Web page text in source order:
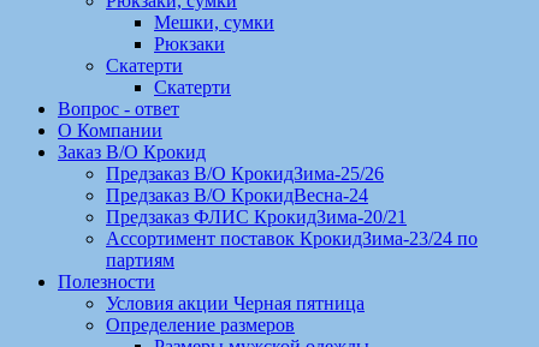
Мешки, сумки
Рюкзаки
Скатерти
Скатерти
Вопрос - ответ
О Компании
Заказ В/О Крокид
Предзаказ В/О КрокидЗима-25/26
Предзаказ В/О КрокидВесна-24
Предзаказ ФЛИС КрокидЗима-20/21
Ассортимент поставок КрокидЗима-23/24 по
партиям
Полезности
Условия акции Черная пятница
Определение размеров